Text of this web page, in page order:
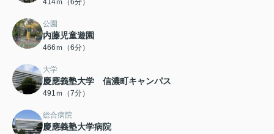
414ｍ（6分）
公園
内藤児童遊園
466ｍ（6分）
大学
慶應義塾大学 信濃町キャンパス
491ｍ（7分）
総合病院
慶應義塾大学病院